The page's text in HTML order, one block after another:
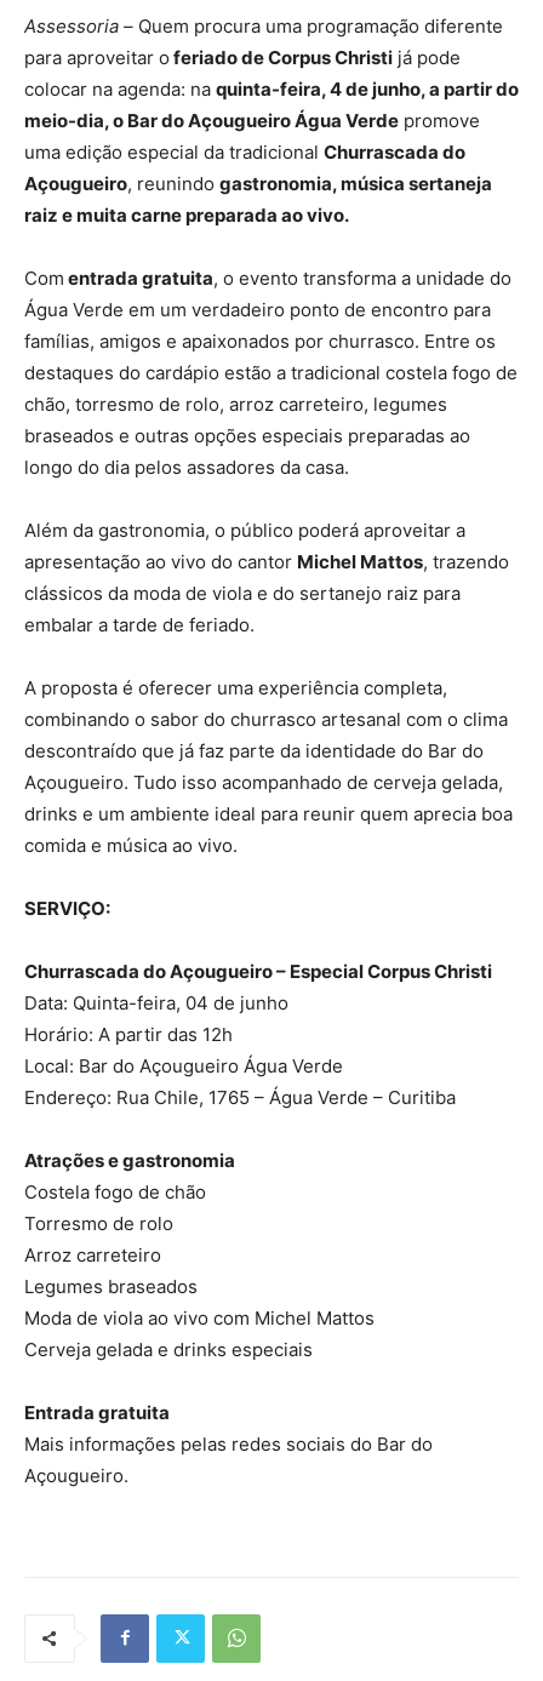
Assessoria – Quem procura uma programação diferente
para aproveitar o feriado de Corpus Christi já pode
colocar na agenda: na quinta-feira, 4 de junho, a partir do
meio-dia, o Bar do Açougueiro Água Verde promove
uma edição especial da tradicional Churrascada do
Açougueiro, reunindo gastronomia, música sertaneja
raiz e muita carne preparada ao vivo.
Com entrada gratuita, o evento transforma a unidade do
Água Verde em um verdadeiro ponto de encontro para
famílias, amigos e apaixonados por churrasco. Entre os
destaques do cardápio estão a tradicional costela fogo de
chão, torresmo de rolo, arroz carreteiro, legumes
braseados e outras opções especiais preparadas ao
longo do dia pelos assadores da casa.
Além da gastronomia, o público poderá aproveitar a
apresentação ao vivo do cantor Michel Mattos, trazendo
clássicos da moda de viola e do sertanejo raiz para
embalar a tarde de feriado.
A proposta é oferecer uma experiência completa,
combinando o sabor do churrasco artesanal com o clima
descontraído que já faz parte da identidade do Bar do
Açougueiro. Tudo isso acompanhado de cerveja gelada,
drinks e um ambiente ideal para reunir quem aprecia boa
comida e música ao vivo.
SERVIÇO:
Churrascada do Açougueiro – Especial Corpus Christi
Data: Quinta-feira, 04 de junho
Horário: A partir das 12h
Local: Bar do Açougueiro Água Verde
Endereço: Rua Chile, 1765 – Água Verde – Curitiba
Atrações e gastronomia
Costela fogo de chão
Torresmo de rolo
Arroz carreteiro
Legumes braseados
Moda de viola ao vivo com Michel Mattos
Cerveja gelada e drinks especiais
Entrada gratuita
Mais informações pelas redes sociais do Bar do
Açougueiro.